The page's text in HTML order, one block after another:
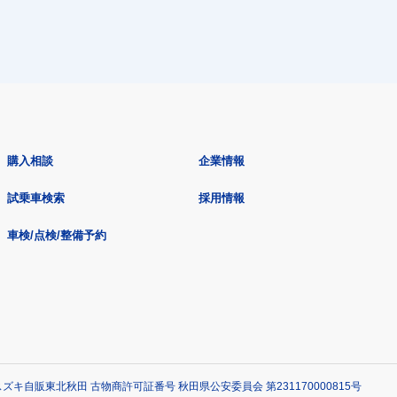
購入相談
試乗車検索
車検/点検/整備予約
企業情報
採用情報
ズキ自販東北秋田 古物商許可証番号 秋田県公安委員会 第231170000815号